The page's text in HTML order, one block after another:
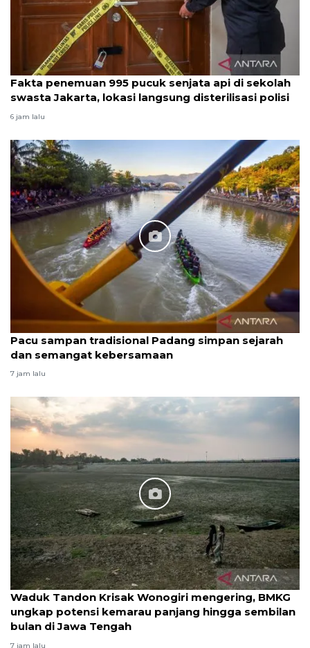
Fakta penemuan 995 pucuk senjata api di sekolah
swasta Jakarta, lokasi langsung disterilisasi polisi
6 jam lalu
Pacu sampan tradisional Padang simpan sejarah
dan semangat kebersamaan
7 jam lalu
Waduk Tandon Krisak Wonogiri mengering, BMKG
ungkap potensi kemarau panjang hingga sembilan
bulan di Jawa Tengah
7 jam lalu